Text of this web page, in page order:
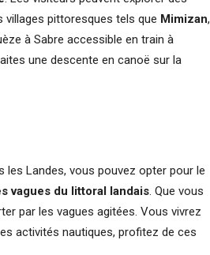
villages pittoresques tels que Mimizan,
à Sabre accessible en train à
une descente en canoë sur la
les Landes, vous pouvez opter pour le
vagues du littoral landais . Que vous
par les vagues agitées. Vous vivrez
activités nautiques, profitez de ces